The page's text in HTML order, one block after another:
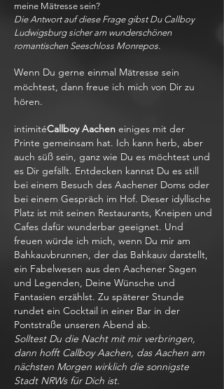
meine Mätresse sein?
Die Antwort auf diese Frage gibst Du Callboy
Ludwigsburg sicher am wunderschönen
romantischen Seeschloss Monrepos.
Wenn Du gerne einmal Mätresse sein
möchtest, dann freue ich mich von Dir zu
hören.
intimitéCallboy Aachen einiges mit der
Printe gemeinsam hat. Ich kann herb, aber
auch süß sein, ganz wie Du es möchtest und
es Dir gefällt. Entdecken kannst Du es still
bei einem Besuch des Aachener Doms oder
bei einem Gespräch im Hof. Dieser idyllische
Platz ist mit seinen Restaurants, Kneipen und
Cafes dafür wunderbar geeignet. Und
freuen würde ich mich, wenn Du mir am
Bahkauvbrunnen, der das Bahkauv darstellt,
ein Fabelwesen aus den Aachener Sagen
und Legenden, Deine Wünsche und
Fantasien erzählst. Zu späterer Stunde
rundet ein Cocktail in einer Bar in der
Pontstraße unseren Abend ab.
Solltest Du die Nacht mit mir verbringen,
dann hofft Callboy Aachen, das Aachen am
nächsten Morgen wirklich die sonnigste
Stadt NRWs für Dich ist.